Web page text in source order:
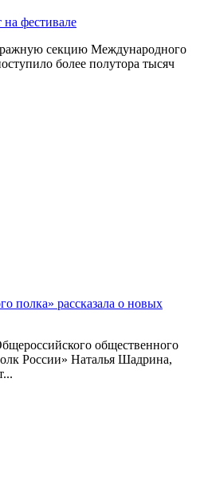
фестивале
секцию Международного
более полутора тысяч
полка» рассказала о новых
общественного
России» Наталья Шадрина,